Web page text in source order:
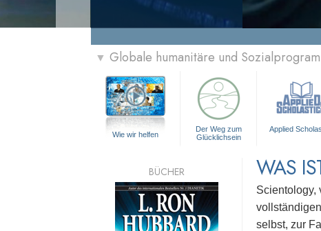
▼ Globale humanitäre und
Wie wir helfen
Der Weg zum
Glücklichsein
Applied
WAS
Scientology,
selbst, zur
BÜCHER